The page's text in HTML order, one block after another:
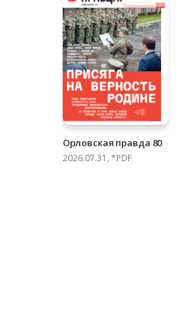
Орловская правда 80
2026.07.31, *PDF